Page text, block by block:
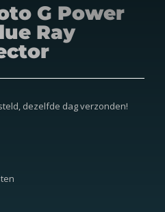
G Power
Ray
dezelfde dag verzonden!